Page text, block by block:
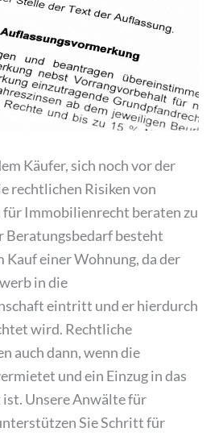
Käufer, sich noch vor der
rechtlichen Risiken von
Immobilienrecht beraten zu
Beratungsbedarf besteht
Kauf einer Wohnung, da der
in die
eintritt und er hierdurch
wird. Rechtliche
auch dann, wenn die
und ein Einzug in das
Unsere Anwälte für
Sie Schritt für